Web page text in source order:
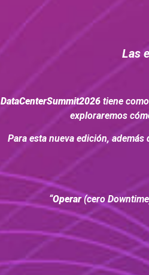
Las
DataCenterSummit2026 tiene
exploraremos
Para esta nueva edición,
“Operar(cero